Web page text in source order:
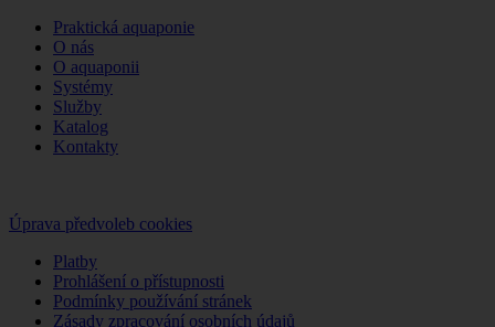
Praktická aquaponie
O nás
O aquaponii
Systémy
Služby
Katalog
Kontakty
Úprava předvoleb cookies
Platby
Prohlášení o přístupnosti
Podmínky používání stránek
Zásady zpracování osobních údajů